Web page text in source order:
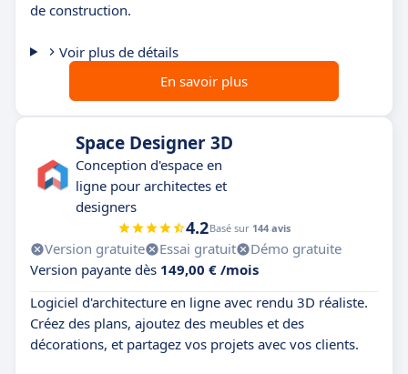
de construction.
Voir plus de détails
En savoir plus
Space Designer 3D
Conception d'espace en
ligne pour architectes et
designers
4.2Basé sur 144 avis
Version gratuite Essai gratuit
Démo gratuite
Version payante dès 149,00 € /mois
Logiciel d'architecture en ligne avec rendu 3D réaliste.
Créez des plans, ajoutez des meubles et des
décorations, et partagez vos projets avec vos clients.